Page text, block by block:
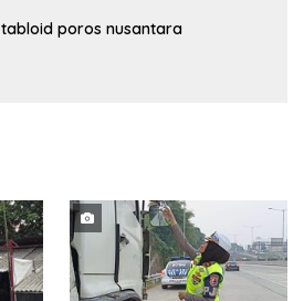
tabloid poros nusantara